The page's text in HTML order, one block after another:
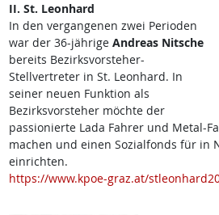
II. St. Leonhard
In den vergangenen zwei Perioden
war der 36-jährige Andreas Nitsche
bereits Bezirksvorsteher-
Stellvertreter in St. Leonhard. In
seiner neuen Funktion als
Bezirksvorsteher möchte der
passionierte Lada Fahrer und Metal-
machen und einen Sozialfonds für in
einrichten.
https://www.kpoe-graz.at/